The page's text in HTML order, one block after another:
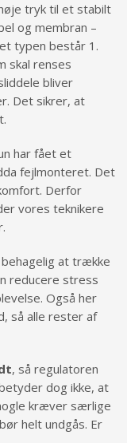
tryk til et stabilt
og membran –
typen består 1.
skal renses
bliver
Det sikrer, at
har fået et
fejlmonteret. Det
Derfor
vores teknikere
at trække
reducere stress
Også her
så alle rester af
, så regulatoren
dog ikke, at
kræver særlige
helt undgås. Er